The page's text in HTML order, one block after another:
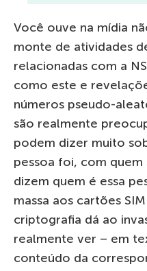
Você ouve na mídia
monte de atividades
relacionadas com a
como este e
números pseudo-
são realmente
podem dizer muito
pessoa foi, com
dizem quem é essa
massa aos cartões
criptografia dá ao
realmente ver – em
conteúdo da